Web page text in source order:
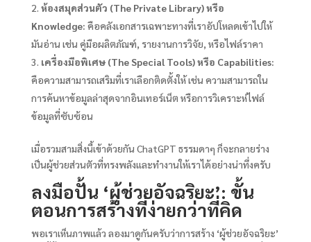
ห้องสมุดส่วนตัว (The Private Library) หรือ
Knowledge: คือคลังเอกสารเฉพาะทางที่เราอัปโหลดเข้าไปให้
มันอ่าน เช่น คู่มือผลิตภัณฑ์, รายงานการวิจัย, หรือไฟล์ราคา
เครื่องมือพิเศษ (The Special Tools) หรือ Capabilities:
คือความสามารถเสริมที่เราเลือกติดตั้งให้ เช่น ความสามารถใน
การค้นหาข้อมูลล่าสุดจากอินเทอร์เน็ต หรือการวิเคราะห์ไฟล์
ข้อมูลที่ซับซ้อน
เมื่อรวมสามสิ่งนี้เข้าด้วยกัน ChatGPT ธรรมดาๆ ก็จะกลายร่าง
เป็นผู้ช่วยส่วนตัวที่ทรงพลังและทำงานให้เราได้อย่างน่าทึ่งครับ
ลงมือปั้น ‘ผู้ช่วยอัจฉริยะ’: ขั้น
ตอนการสร้างที่ง่ายกว่าที่คิด
พอเราเห็นภาพแล้ว ลองมาดูกันครับว่าการสร้าง ‘ผู้ช่วยอัจฉริยะ’